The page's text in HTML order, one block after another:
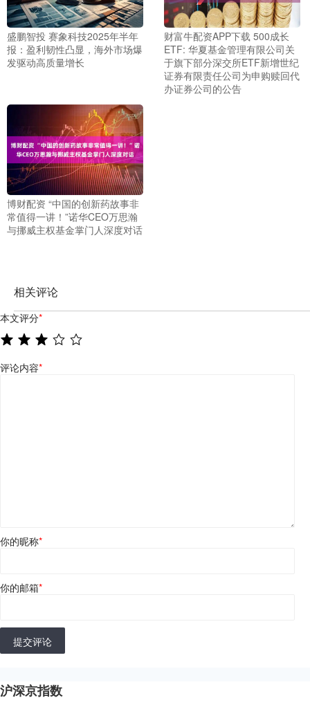
盛鹏智投 赛象科技2025年半年
报：盈利韧性凸显，海外市场爆
发驱动高质量增长
财富牛配资APP下载 500成长
ETF: 华夏基金管理有限公司关
于旗下部分深交所ETF新增世纪
证券有限责任公司为申购赎回代
办证券公司的公告
博财配资 “中国的创新药故事非
常值得一讲！”诺华CEO万思瀚
与挪威主权基金掌门人深度对话
相关评论
本文评分*
评论内容*
你的昵称*
你的邮箱*
提交评论
沪深京指数